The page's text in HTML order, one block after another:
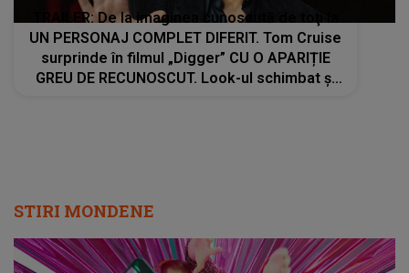
TRAILER: De la imaginea cunoscută de toţi la
UN PERSONAJ COMPLET DIFERIT. Tom Cruise
surprinde în filmul „Digger” CU O APARIȚIE
GREU DE RECUNOSCUT. Look-ul schimbat şi
STIRI MONDENE